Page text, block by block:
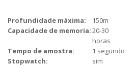
Profundidade máxima:
150m
Capacidade de memoria:20-30
horas
Tempo de amostra:
1 segundo
Stopwatch:
sim